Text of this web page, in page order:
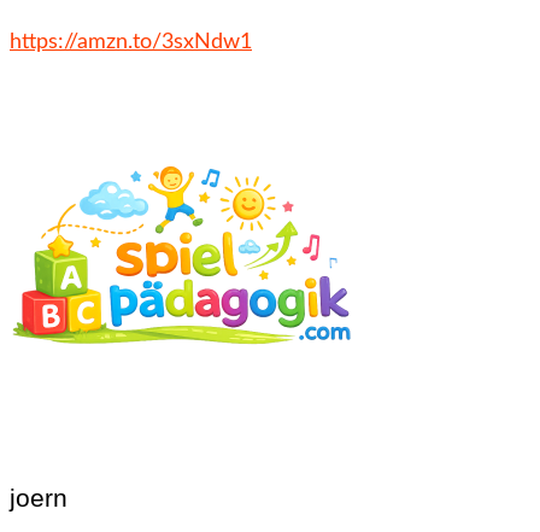
https://amzn.to/3sxNdw1
joern